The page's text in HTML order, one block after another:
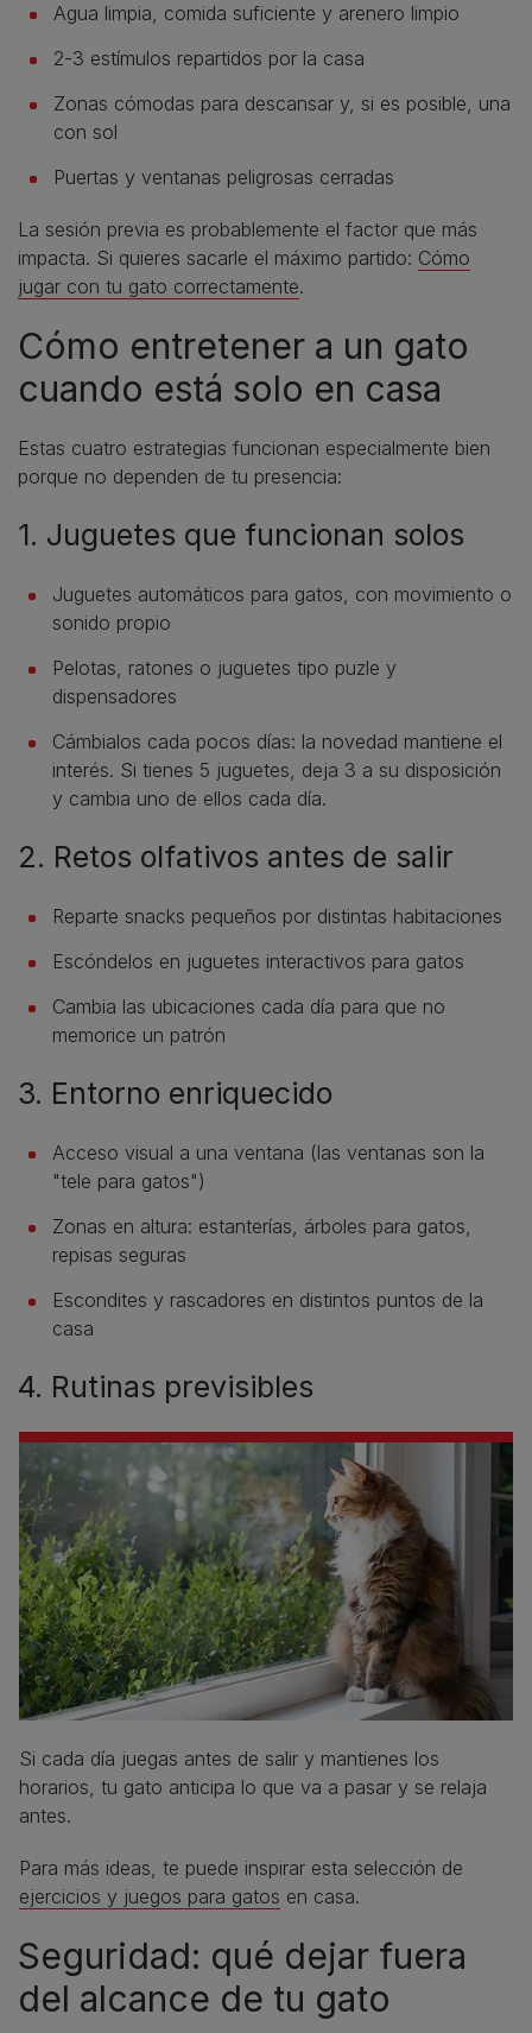
Agua limpia, comida suficiente y arenero limpio
2-3 estímulos repartidos por la casa
Zonas cómodas para descansar y, si es posible, una
con sol
Puertas y ventanas peligrosas cerradas
La sesión previa es probablemente el factor que más
impacta. Si quieres sacarle el máximo partido: Cómo
jugar con tu gato correctamente.
Cómo entretener a un gato
cuando está solo en casa
Estas cuatro estrategias funcionan especialmente bien
porque no dependen de tu presencia:
1. Juguetes que funcionan solos
Juguetes automáticos para gatos, con movimiento o
sonido propio
Pelotas, ratones o juguetes tipo puzle y
dispensadores
Cámbialos cada pocos días: la novedad mantiene el
interés. Si tienes 5 juguetes, deja 3 a su disposición
y cambia uno de ellos cada día.
2. Retos olfativos antes de salir
Reparte snacks pequeños por distintas habitaciones
Escóndelos en juguetes interactivos para gatos
Cambia las ubicaciones cada día para que no
memorice un patrón
3. Entorno enriquecido
Acceso visual a una ventana (las ventanas son la
"tele para gatos")
Zonas en altura: estanterías, árboles para gatos,
repisas seguras
Escondites y rascadores en distintos puntos de la
casa
4. Rutinas previsibles
Si cada día juegas antes de salir y mantienes los
horarios, tu gato anticipa lo que va a pasar y se relaja
antes.
Para más ideas, te puede inspirar esta selección de
ejercicios y juegos para gatos en casa.
Seguridad: qué dejar fuera
del alcance de tu gato